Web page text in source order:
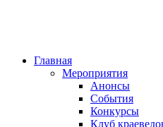
Главная
Мероприятия
Анонсы
События
Конкурсы
Клуб